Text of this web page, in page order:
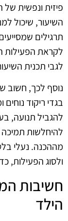
פיזית ונפשית
השיעור, שיכול
תרגילים
לקראת הפעילות
לגבי תכנית
נוסף לכך, חשוב
בגדי ריקוד
להגביל תנועה,
להיחלשות תמיכה
מההכנה. נעלי
ולסוג הפעילות,
חשיבות
הילד